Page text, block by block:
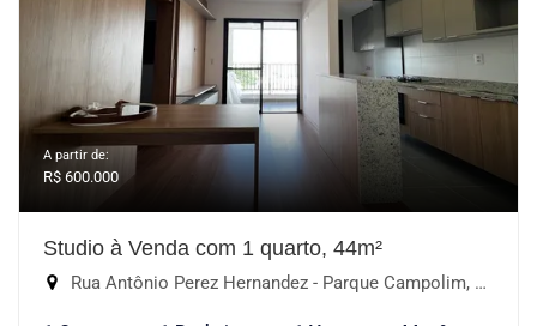
A partir de:
R$ 600.000
Studio à Venda com 1 quarto, 44m²
Rua Antônio Perez Hernandez - Parque Campolim, Sorocaba-SP